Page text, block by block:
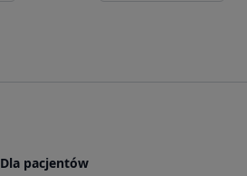
Dla pacjentów